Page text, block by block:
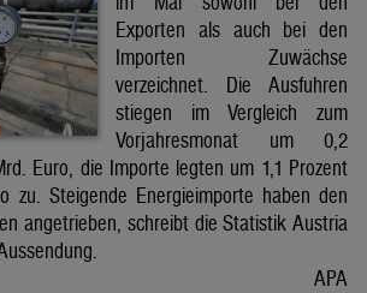
Exporten als auch bei den
Importen Zuwächse
verzeichnet. Die Ausfuhren
stiegen im Vergleich zum
Vorjahresmonat um 0,2
Euro, die Importe legten um 1,1 Prozent
zu. Steigende Energieimporte haben den
angetrieben, schreibt die Statistik Austria
APA